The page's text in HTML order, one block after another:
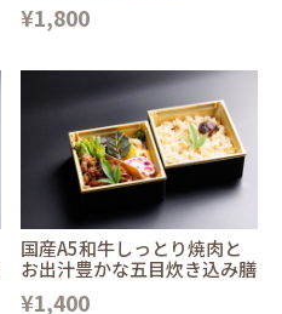
¥1,800
国産A5和牛しっとり焼肉と
お出汁豊かな五目炊き込み膳
¥1,400